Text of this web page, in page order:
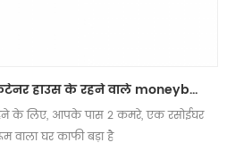
बिक्री के लिए विस्तारित कंटेनर हाउस के रहने वाले moneybox prefab स्टील फ्रेम
के लिए, आपके पास 2 कमरे, एक रसोईघर
वाला घर काफी बड़ा है